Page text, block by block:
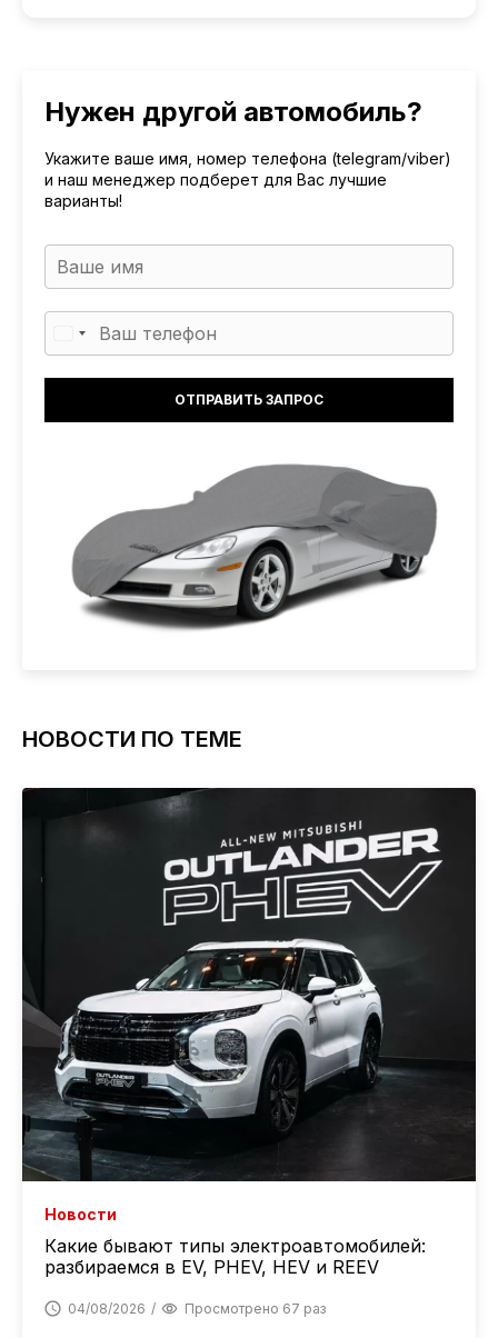
Нужен другой автомобиль?
Укажите ваше имя, номер телефона (telegram/viber)
и наш менеджер подберет для Вас лучшие
варианты!
НОВОСТИ ПО ТЕМЕ
Новости
Какие бывают типы электроавтомобилей:
разбираемся в EV, PHEV, HEV и REEV
04/08/2026 Просмотрено 67 раз